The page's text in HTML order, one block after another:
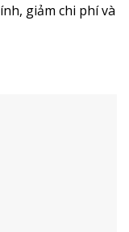
giảm chi phí và